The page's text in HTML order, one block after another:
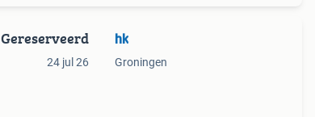
Gereserveerd
24 jul 26
hk
Groningen